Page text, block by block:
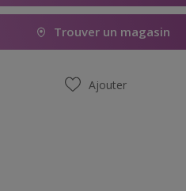
Trouver un magasin
Ajouter